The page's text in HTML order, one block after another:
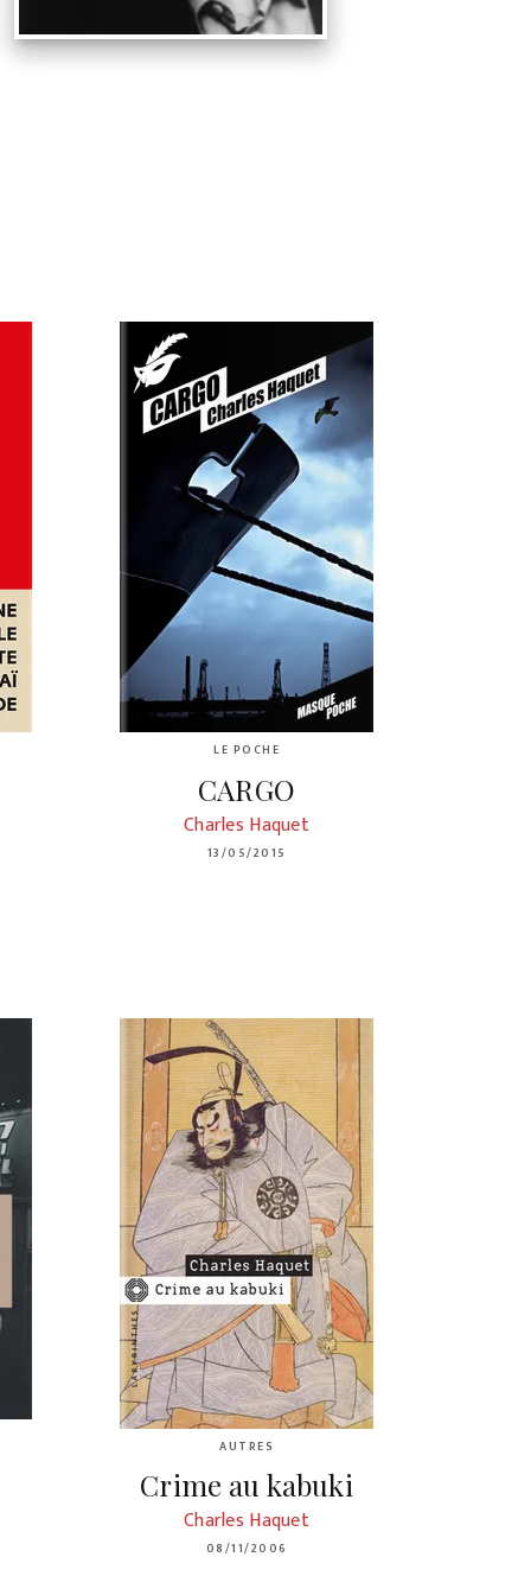
LE POCHE
CARGO
Charles Haquet
13/05/2015
AUTRES
Crime au kabuki
Charles Haquet
08/11/2006